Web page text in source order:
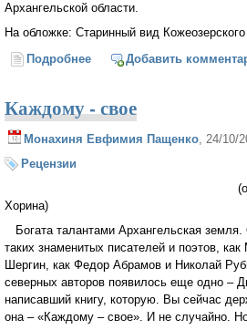
Архангельской области.
На обложке: Старинный вид
Подробнее о Архангельский патерик
Добавить
Каждому - свое
Монахиня Евфимия Пащенко, 24/10/
Рецензии
(об
Хорина)
Богата талантами Архангельская
таких знаменитых писателей и поэтов,
Шергин, как Федор Абрамов и Николай
северных авторов появилось еще одно –
написавший книгу, которую. Вы сейчас
она – «Каждому – свое». И не случайно.